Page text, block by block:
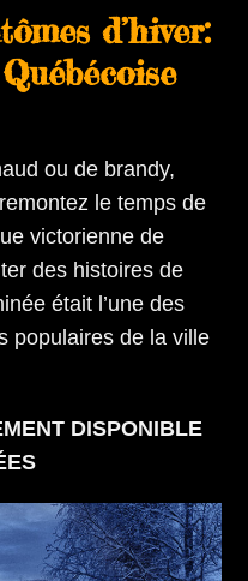
d’hiver:
ou de brandy,
le temps de
victorienne de
des histoires de
était l’une des
populaires de la ville
DISPONIBLE